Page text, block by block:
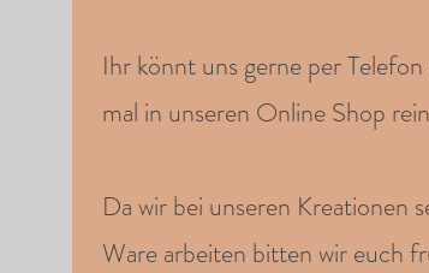
Ihr könnt uns gerne per
mal in unseren Online Shop
​Da wir bei unseren Kreationen
Ware arbeiten bitten wir euch